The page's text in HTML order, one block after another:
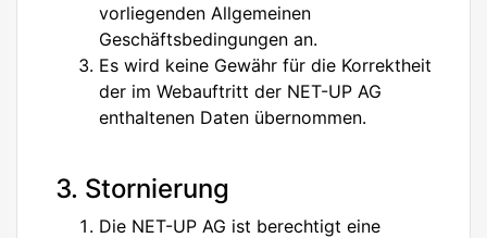
vorliegenden Allgemeinen
Geschäftsbedingungen an.
Es wird keine Gewähr für die Korrektheit
der im Webauftritt der NET-UP AG
enthaltenen Daten übernommen.
3. Stornierung
Die NET-UP AG ist berechtigt eine